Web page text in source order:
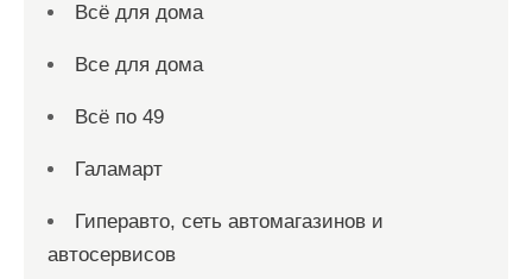
Всё для дома
Все для дома
Всё по 49
Галамарт
Гиперавто, сеть автомагазинов и
автосервисов